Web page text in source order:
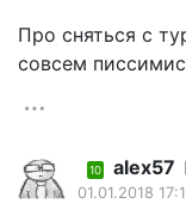
Про сняться с
совсем
10 alex57
01.01.2018